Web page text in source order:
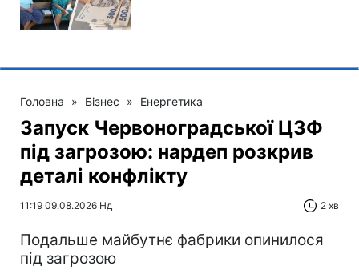
Головна » Бізнес » Енергетика
Запуск Червоноградської ЦЗФ
під загрозою: нардеп розкрив
деталі конфлікту
11:19 09.08.2026 Нд 2 хв
Подальше майбутнє фабрики опинилося
під загрозою